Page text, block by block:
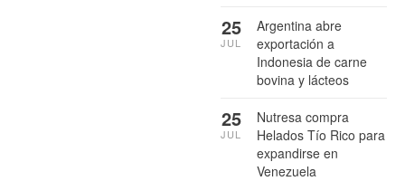
Argentina abre
exportación a
Indonesia de carne
bovina y lácteos
25
JUL
Nutresa compra
Helados Tío Rico para
expandirse en
Venezuela
25
JUL